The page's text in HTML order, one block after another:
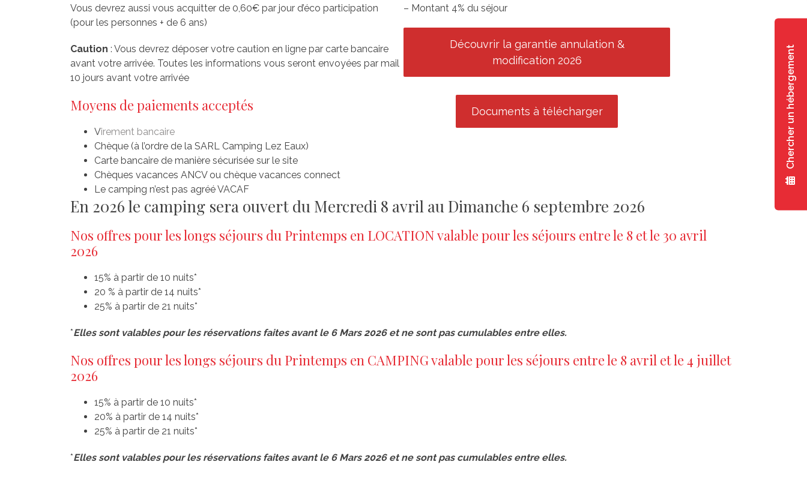
Chercher un hébergement
Vous devrez aussi vous acquitter de 0,60€ par jour d’éco participation
(pour les personnes + de 6 ans)
Caution : Vous devrez déposer votre caution en ligne par carte bancaire
avant votre arrivée. Toutes les informations vous seront envoyées par mail
10 jours avant votre arrivée
Moyens de paiements acceptés
Virement bancaire
Chèque (à l’ordre de la SARL Camping Lez Eaux)
Carte bancaire de manière sécurisée sur le site
Chèques vacances ANCV ou chèque vacances connect
Le camping n’est pas agréé VACAF
– Montant 4% du séjour
Découvrir la garantie annulation &
modification 2026
Documents à télécharger
En 2026 le camping sera ouvert du Mercredi 8 avril au Dimanche 6 septembre 2026
Nos offres pour les longs séjours du Printemps en LOCATION valable pour les séjours entre le 8 et le 30 avril
2026
15% à partir de 10 nuits*
20 % à partir de 14 nuits*
25% à partir de 21 nuits*
*Elles sont valables pour les réservations faites avant le 6 Mars 2026 et ne sont pas cumulables entre elles.
Nos offres pour les longs séjours du Printemps en CAMPING valable pour les séjours entre le 8 avril et le 4 juillet
2026
15% à partir de 10 nuits*
20% à partir de 14 nuits*
25% à partir de 21 nuits*
*Elles sont valables pour les réservations faites avant le 6 Mars 2026 et ne sont pas cumulables entre elles.